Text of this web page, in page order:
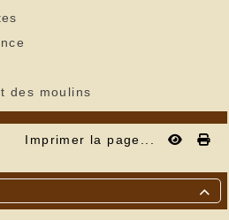
des moulins
Imprimer la page...

(émetteur)